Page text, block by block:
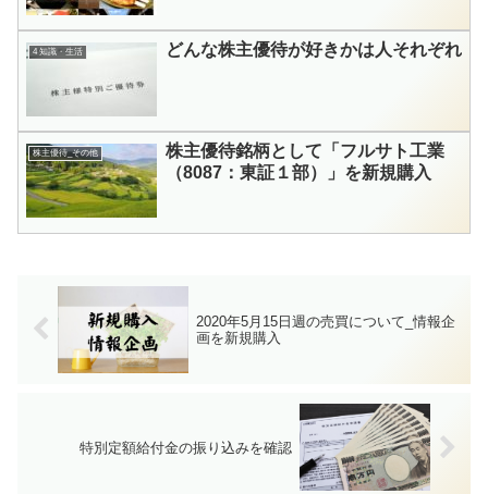
4 知識・生活 どんな株主優待が好きかは人それぞれ
株主優待_その他
株主優待銘柄として「フルサト工業
（8087：東証１部）」を新規購入
2020年5月15日週の売買について_情報企
画を新規購入
特別定額給付金の振り込みを確認